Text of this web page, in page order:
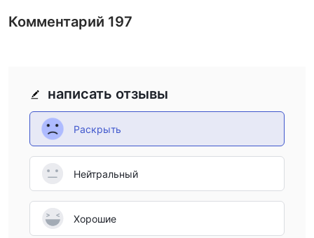
HTFX предлагает широкий спектр эффективных способов
RediPay
THAI QR
RPNpay
Credit Cards (CC)
ChipPay
Teleport
написать отзывы
Раскрыть
Нейтральный
Хорошие
Комментарий 197